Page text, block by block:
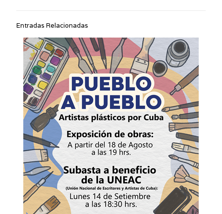
Entradas Relacionadas